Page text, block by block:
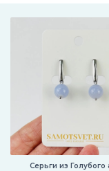
Серьги из Голубого